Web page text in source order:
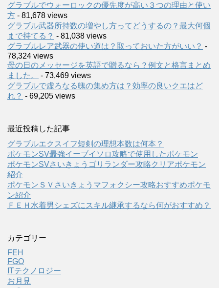
グラブルでウォーロックの優先度が高い３つの理由と使い
方 - 81,678 views
グラブル武器所持数の増やし方ってどうするの？最大何個
まで持てる？ - 81,038 views
グラブルレア武器の使い道は？取っておいた方がいい？ -
78,324 views
母の日のメッセージを英語で贈るなら？例文と格言まとめ
ました。
- 73,469 views
グラブルで虚ろなる魄の集め方は？効率の良いクエはど
れ？ - 69,205 views
最近投稿した記事
グラブルエクスイフ短剣の理想本数は何本？
ポケモンSV最強イーブイソロ攻略で使用したポケモン
ポケモンSVさいきょうゴリランダー攻略クリアポケモン
紹介
ポケモンＳＶさいきょうマフォクシー攻略おすすめポケモ
ン紹介
ＦＥＨ水着男シェズにスキル継承するなら何がおすすめ？
カテゴリー
FEH
FGO
ITテクノロジー
お月見